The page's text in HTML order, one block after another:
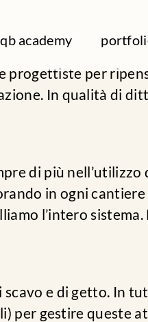
qb academy
per
In qualità di
di più
in ogni
l’intero
e di getto. In
per gestire queste